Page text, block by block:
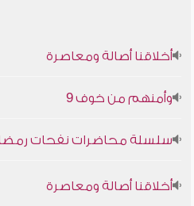
أخلاقنا أصالة ومعاصرة
وأمنهم من خوف 9
سلسلة محاضرات نفحات رمضانية
أخلاقنا أصالة ومعاصرة